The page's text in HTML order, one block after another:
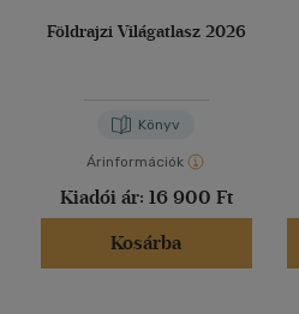
Földrajzi Világatlasz 2026
Könyv
Árinformációk
Kiadói ár: 16 900 Ft
Kosárba